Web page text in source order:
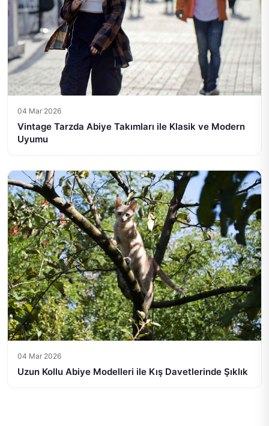
04 Mar 2026
Vintage Tarzda Abiye Takımları ile Klasik ve Modern
Uyumu
04 Mar 2026
Uzun Kollu Abiye Modelleri ile Kış Davetlerinde Şıklık